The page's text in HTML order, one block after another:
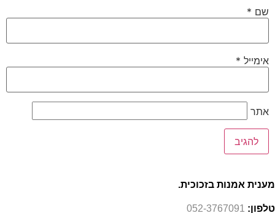
שם *
אימייל *
אתר
מענית אמנות בזכוכית.
טלפון: 052-3767091